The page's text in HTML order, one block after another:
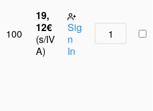
100
19,
12€
(s/IV
A)
Sig
n
In